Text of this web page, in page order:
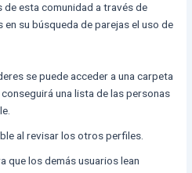
de esta comunidad a través de
su búsqueda de parejas el uso de
se puede acceder a una carpeta
una lista de las personas
al revisar los otros perfiles.
que los demás usuarios lean